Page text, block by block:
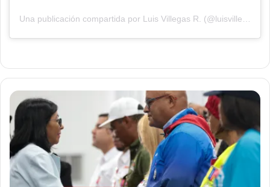
Una publicación compartida por Luis Villegas R. (@luisvillegasr_)